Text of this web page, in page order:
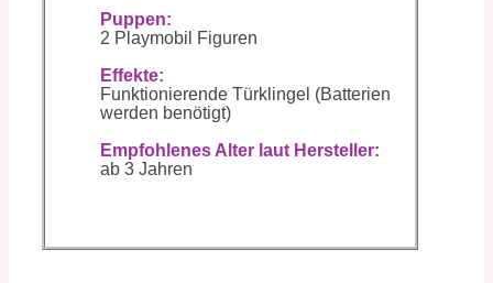
Puppen:
2 Playmobil Figuren
Effekte:
Funktionierende Türklingel (Batterien
werden benötigt)
Empfohlenes Alter laut Hersteller:
ab 3 Jahren